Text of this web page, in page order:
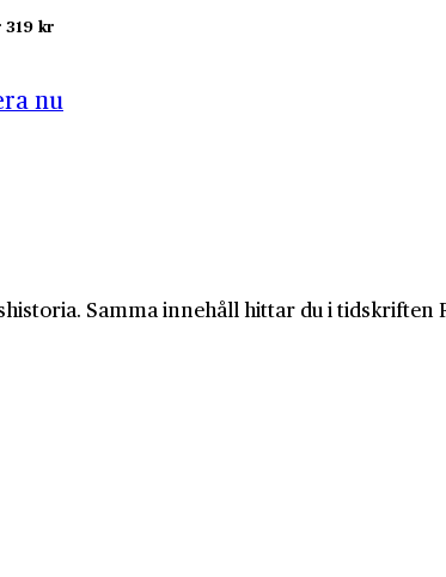
319 kr
nu
Samma innehåll hittar du i tidskriften